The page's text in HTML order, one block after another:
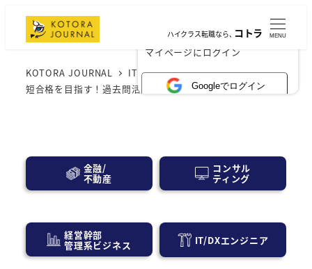
×
マイページにログイン
Googleでログイン
ハイクラス転職なら、コトラ MENU
KOTORA JOURNAL IT業界
基本情報技術者試験、最
短合格を目指す！過去問活用術の極意
金融/
不動産
コンサル
ティング
経営幹部
管理系ビジネス IT/DXエンジニア